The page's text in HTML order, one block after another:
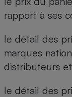
rapport à ses
le détail des
marques
distributeurs
le détail des